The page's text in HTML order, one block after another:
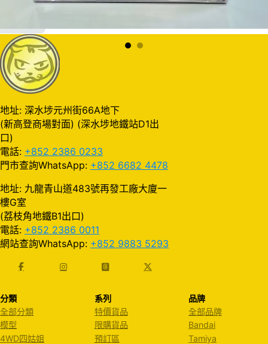
地址: 深水埗元州街66A地下
(新高登商場對面) (深水埗地鐵站D1出
口)
電話: +852 2386 0233
門市查詢WhatsApp: +852 6682 4478
地址: 九龍青山道483號再發工廠大廈一
樓G室
(荔枝角地鐵B1出口)
電話: +852 2386 0011
網站查詢WhatsApp: +852 9883 5293
分類
全部分類
模型
4WD四姑姐
系列
特價貨品
限購貨品
預訂區
品牌
全部品牌
Bandai
Tamiya